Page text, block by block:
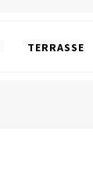
TERRASSE